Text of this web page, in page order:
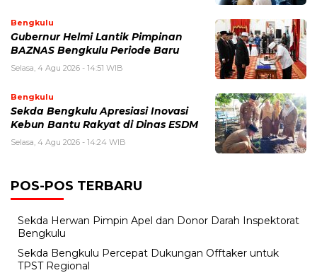
Bengkulu
Gubernur Helmi Lantik Pimpinan
BAZNAS Bengkulu Periode Baru
Selasa, 4 Agu 2026 - 14:51 WIB
Bengkulu
Sekda Bengkulu Apresiasi Inovasi
Kebun Bantu Rakyat di Dinas ESDM
Selasa, 4 Agu 2026 - 14:24 WIB
POS-POS TERBARU
Sekda Herwan Pimpin Apel dan Donor Darah Inspektorat
Bengkulu
Sekda Bengkulu Percepat Dukungan Offtaker untuk
TPST Regional